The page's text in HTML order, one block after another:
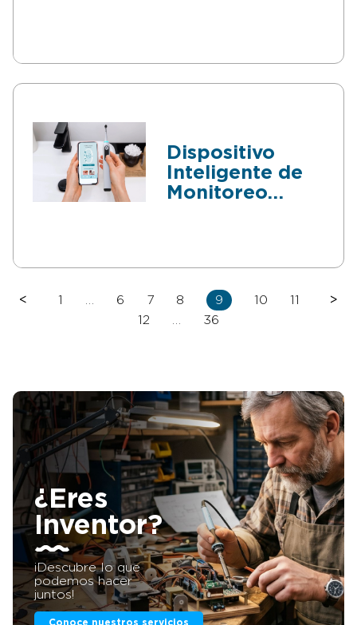
Dispositivo
Inteligente de
Monitoreo
< 1 6 7 8 9 10
11
12
36
>
¿Eres
Inventor?
¡Descubre lo que
podemos hacer
juntos!
Conoce nuestros servicios